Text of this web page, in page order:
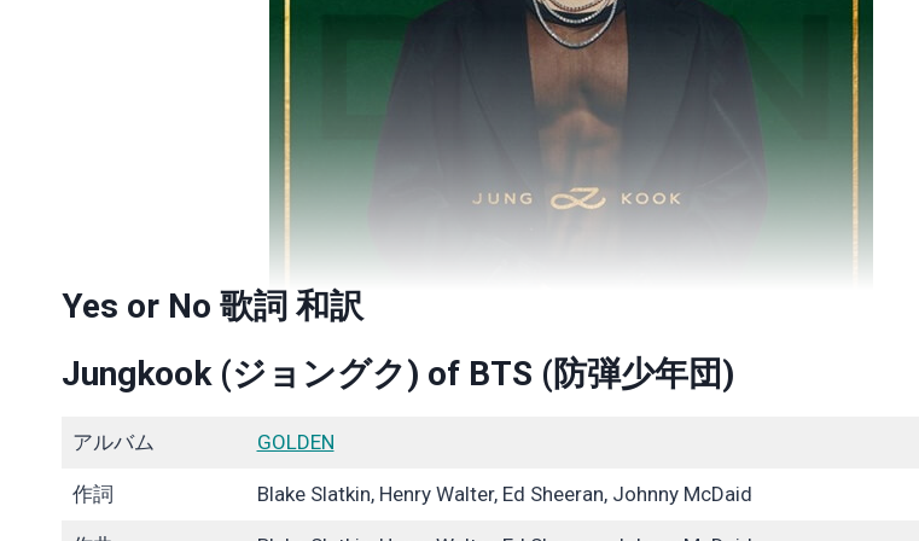
Yes or No 歌詞 和訳
Jungkook (ジョングク) of BTS (防弾少年団)
アルバム GOLDEN
作詞 Blake Slatkin, Henry Walter, Ed Sheeran, Johnny McDaid